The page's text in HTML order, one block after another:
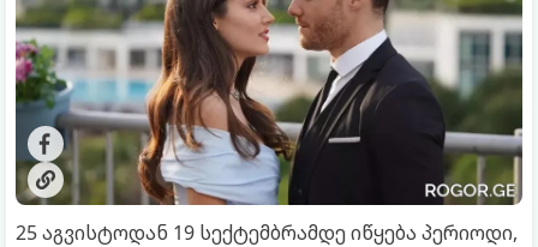
25 აგვისტოდან 19 სექტემბრამდე იწყება პერიოდი,